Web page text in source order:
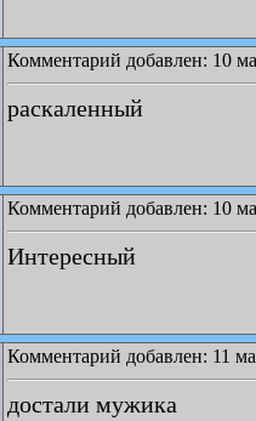
Комментарий добавлен: 10
раскаленный
Комментарий добавлен: 10
Интересный
Комментарий добавлен: 11
достали мужика